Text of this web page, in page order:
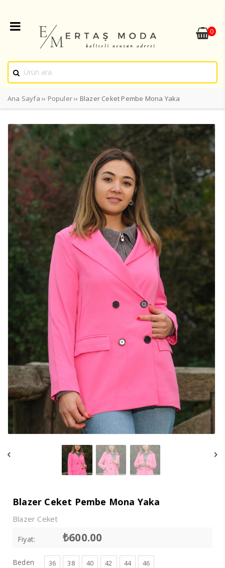
0
Ana Sayfa ›› Populer›› Blazer Ceket Pembe Mona Yaka
Blazer Ceket Pembe Mona Yaka
Blazer Ceket
Fiyat: ₺600.00
Beden 36 38 40 42 44 46